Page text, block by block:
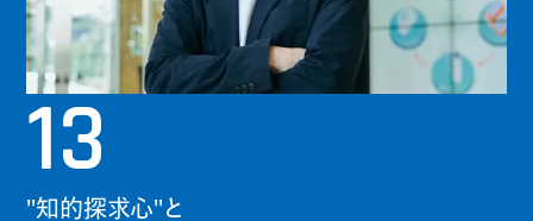
13
"知的探求心"と